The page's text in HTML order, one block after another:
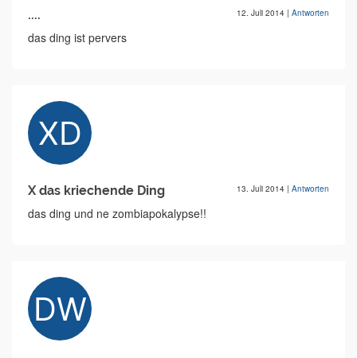
.... 12. Juli 2014 | Antworten
das ding ist pervers
X das kriechende Ding 13. Juli 2014 | Antworten
das ding und ne zombiapokalypse!!